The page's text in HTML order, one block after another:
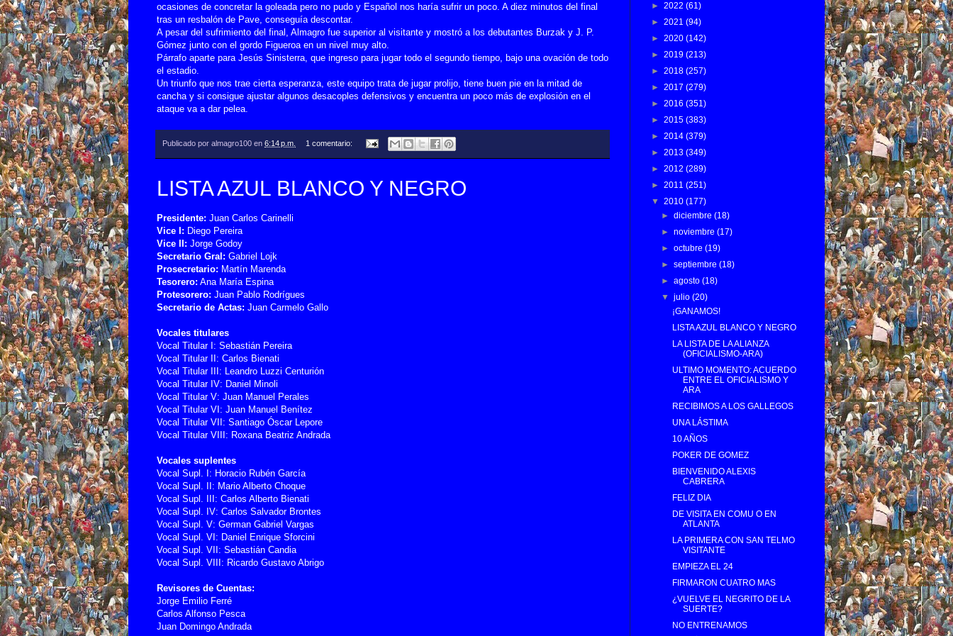
ocasiones de concretar la goleada pero no pudo y Español nos haría sufrir un poco. A diez minutos del final
tras un resbalón de Pave, conseguía descontar.
A pesar del sufrimiento del final, Almagro fue superior al visitante y mostró a los debutantes Burzak y J. P.
Gómez junto con el gordo Figueroa en un nivel muy alto.
Párrafo aparte para Jesús Sinisterra, que ingreso para jugar todo el segundo tiempo, bajo una ovación de todo
el estadio.
Un triunfo que nos trae cierta esperanza, este equipo trata de jugar prolijo, tiene buen pie en la mitad de
cancha y si consigue ajustar algunos desacoples defensivos y encuentra un poco más de explosión en el
ataque va a dar pelea.
Publicado por almagro100 en 6:14 p.m. 1 comentario:
LISTA AZUL BLANCO Y NEGRO
Presidente: Juan Carlos Carinelli
Vice I: Diego Pereira
Vice II: Jorge Godoy
Secretario Gral: Gabriel Lojk
Prosecretario: Martín Marenda
Tesorero: Ana María Espina
Protesorero: Juan Pablo Rodrígues
Secretario de Actas: Juan Carmelo Gallo
Vocales titulares
Vocal Titular I: Sebastián Pereira
Vocal Titular II: Carlos Bienati
Vocal Titular III: Leandro Luzzi Centurión
Vocal Titular IV: Daniel Minoli
Vocal Titular V: Juan Manuel Perales
Vocal Titular VI: Juan Manuel Benítez
Vocal Titular VII: Santiago Óscar Lepore
Vocal Titular VIII: Roxana Beatriz Andrada
Vocales suplentes
Vocal Supl. I: Horacio Rubén García
Vocal Supl. II: Mario Alberto Choque
Vocal Supl. III: Carlos Alberto Bienati
Vocal Supl. IV: Carlos Salvador Brontes
Vocal Supl. V: German Gabriel Vargas
Vocal Supl. VI: Daniel Enrique Sforcini
Vocal Supl. VII: Sebastián Candia
Vocal Supl. VIII: Ricardo Gustavo Abrigo
Revisores de Cuentas:
Jorge Emilio Ferré
Carlos Alfonso Pesca
Juan Domingo Andrada
► 2022 (61)
► 2021 (94)
► 2020 (142)
► 2019 (213)
► 2018 (257)
► 2017 (279)
► 2016 (351)
► 2015 (383)
► 2014 (379)
► 2013 (349)
► 2012 (289)
► 2011 (251)
▼ 2010 (177)
►diciembre(18)
►noviembre(17)
►octubre(19)
►septiembre(18)
►agosto(18)
▼julio(20)
¡GANAMOS!
LISTA AZUL BLANCO Y NEGRO
LA LISTA DE LA ALIANZA
(OFICIALISMO-ARA)
ULTIMO MOMENTO: ACUERDO
ENTRE EL OFICIALISMO Y
ARA
RECIBIMOS A LOS GALLEGOS
UNA LÁSTIMA
10 AÑOS
POKER DE GOMEZ
BIENVENIDO ALEXIS
CABRERA
FELIZ DIA
DE VISITA EN COMU O EN
ATLANTA
LA PRIMERA CON SAN TELMO
VISITANTE
EMPIEZA EL 24
FIRMARON CUATRO MAS
¿VUELVE EL NEGRITO DE LA
SUERTE?
NO ENTRENAMOS